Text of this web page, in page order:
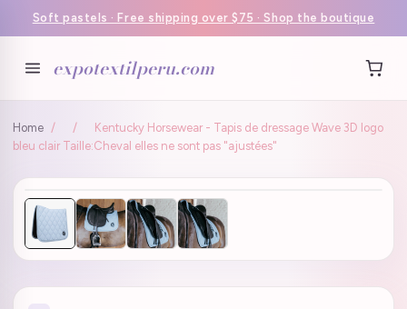
Soft pastels · Free shipping over $75 · Shop the boutique
expotextilperu.com
Home / /
Kentucky Horsewear - Tapis de dressage Wave 3D logo
bleu clair Taille:Cheval elles ne sont pas "ajustées"